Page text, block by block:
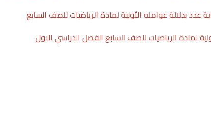
بدلالة عوامله الأولية لمادة الرياضيات للصف السابع
لمادة الرياضيات للصف السابع الفصل الدراسي الاول